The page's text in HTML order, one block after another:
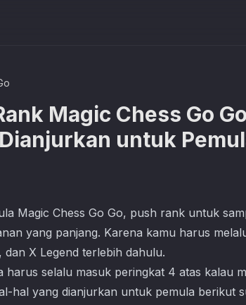
Magic Chess Go
untuk
Magic Chess Go Go, push rank untuk
yang panjang. Karena kamu harus
dan X Legend terlebih dahulu.
harus selalu masuk peringkat 4 atas kalau
hal yang dianjurkan untuk pemula berikut